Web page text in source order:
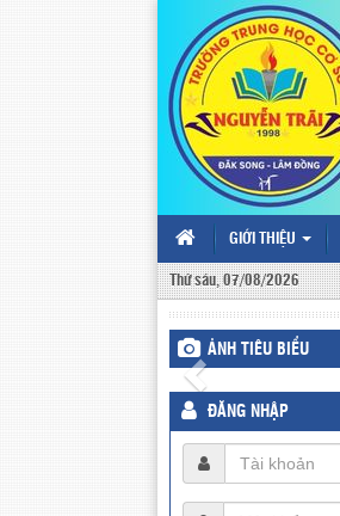
GIỚI THIỆU
Thứ sáu, 07/08/2026
ẢNH TIÊU BIỂU
ĐĂNG NHẬP